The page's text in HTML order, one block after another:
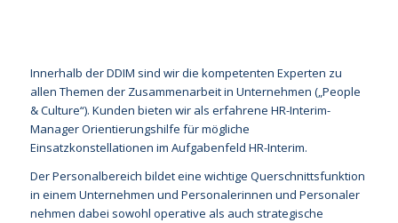
Innerhalb der DDIM sind wir die kompetenten Experten zu
allen Themen der Zusammenarbeit in Unternehmen („People
& Culture“). Kunden bieten wir als erfahrene HR-Interim-
Manager Orientierungshilfe für mögliche
Einsatzkonstellationen im Aufgabenfeld HR-Interim.
Der Personalbereich bildet eine wichtige Querschnittsfunktion
in einem Unternehmen und Personalerinnen und Personaler
nehmen dabei sowohl operative als auch strategische